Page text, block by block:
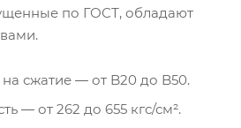
по ГОСТ, обладают
сжатие ― от B20 до B50.
― от 262 до 655 кгс/см².